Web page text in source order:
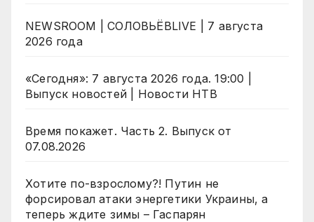
NEWSROOM | СОЛОВЬЁВLIVE | 7 августа
2026 года
«Сегодня»: 7 августа 2026 года. 19:00 |
Выпуск новостей | Новости НТВ
Время покажет. Часть 2. Выпуск от
07.08.2026
Хотите по-взрослому?! Путин не
форсировал атаки энергетики Украины, а
теперь ждите зимы – Гаспарян